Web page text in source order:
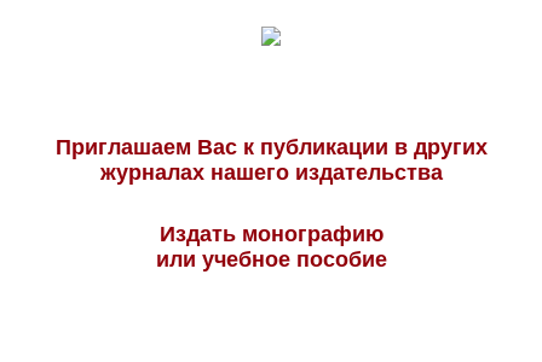
Приглашаем Вас к публикации в других
журналах нашего издательства
Издать монографию
или учебное пособие